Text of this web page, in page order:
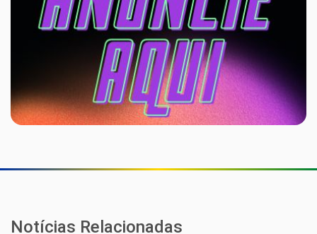
Notícias Relacionadas